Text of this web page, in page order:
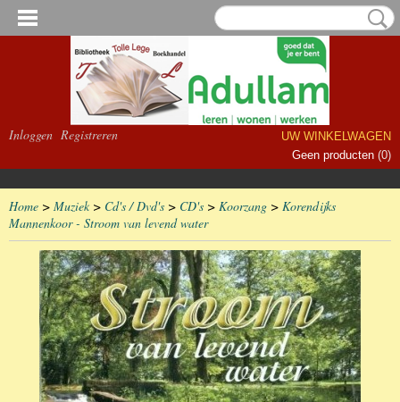
Inloggen Registreren
UW WINKELWAGEN
Geen producten (0)
Home > Muziek> Cd's / Dvd's > CD's > Koorzang > Korendijks
Mannenkoor - Stroom van levend water